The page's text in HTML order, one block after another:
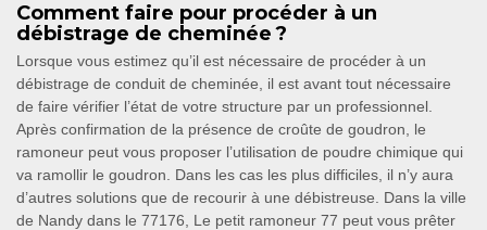
Comment faire pour procéder à un
débistrage de cheminée ?
Lorsque vous estimez qu’il est nécessaire de procéder à un
débistrage de conduit de cheminée, il est avant tout nécessaire
de faire vérifier l’état de votre structure par un professionnel.
Après confirmation de la présence de croûte de goudron, le
ramoneur peut vous proposer l’utilisation de poudre chimique qui
va ramollir le goudron. Dans les cas les plus difficiles, il n’y aura
d’autres solutions que de recourir à une débistreuse. Dans la ville
de Nandy dans le 77176, Le petit ramoneur 77 peut vous prêter